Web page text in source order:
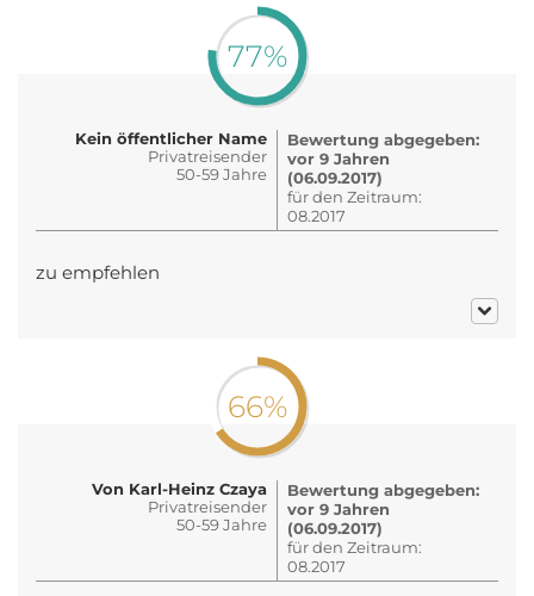
77%
Kein öffentlicher Name
Privatreisender
50-59 Jahre
Bewertung abgegeben:
vor 9 Jahren
(06.09.2017)
für den Zeitraum:
08.2017
zu empfehlen
66%
Von Karl-Heinz Czaya
Privatreisender
50-59 Jahre
Bewertung abgegeben:
vor 9 Jahren
(06.09.2017)
für den Zeitraum:
08.2017